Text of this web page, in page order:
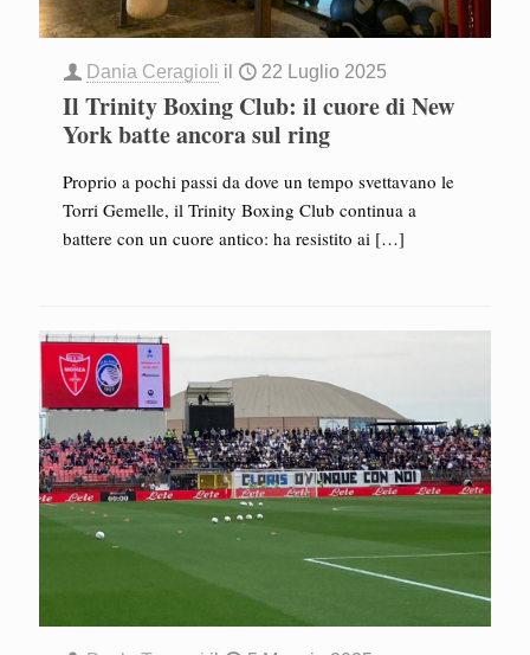
Dania Ceragioli il 22 Luglio 2025
Il Trinity Boxing Club: il cuore di New
York batte ancora sul ring
Proprio a pochi passi da dove un tempo svettavano le
Torri Gemelle, il Trinity Boxing Club continua a
battere con un cuore antico: ha resistito ai […]